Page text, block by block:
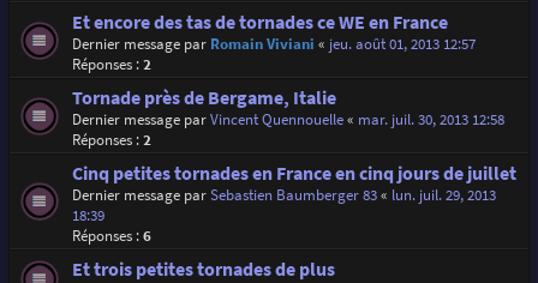
Et encore des tas de tornades ce WE en France
Dernier message par Romain Viviani « jeu. août 01, 2013 12:57
Réponses :2
Tornade près de Bergame, Italie
Dernier message parVincent Quennouelle« mar. juil. 30, 2013 12:58
Réponses :2
Cinq petites tornades en France en cinq jours de juillet
Dernier message parSebastien Baumberger 83« lun. juil. 29, 2013
18:39
Réponses :6
Et trois petites tornades de plus